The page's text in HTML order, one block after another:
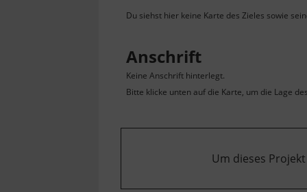
Du siehst hier keine Karte des Zieles sowie
Anschrift
Keine Anschrift hinterlegt.
Bitte klicke unten auf die Karte, um die Lage
Um dieses